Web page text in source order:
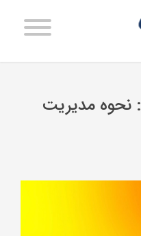
تهدیدهای OpenClaw: نحوه مدیریت